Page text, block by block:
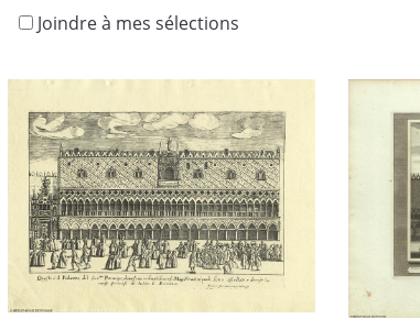
Joindre à mes sélections